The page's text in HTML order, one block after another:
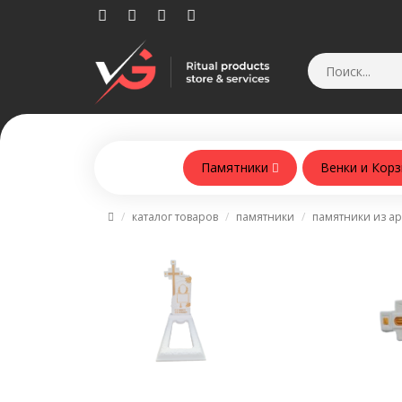
Памятники Венки и
каталог товаров памятники памятники из